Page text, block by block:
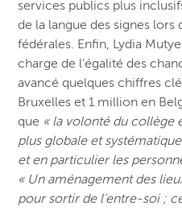
services publics plus
de la langue des signes
fédérales. Enfin, Lydia
charge de l’égalité des
avancé quelques chiffres
Bruxelles et 1 million en
que « la volonté du collège
plus globale et
et en particulier les
« Un aménagement des
pour sortir de l’entre-soi ;